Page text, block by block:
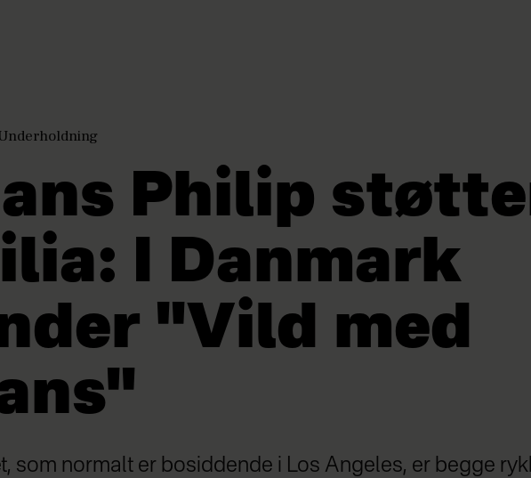
Philip
I Danmark
"Vild med
som normalt er bosiddende i Los Angeles, er begge